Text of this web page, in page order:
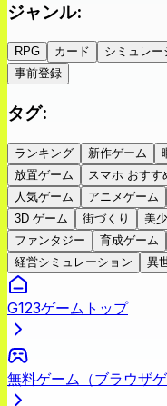
ジャンル:
RPG カード シミュレー
事前登録
タグ:
ランキング 新作ゲーム
放置ゲーム
スマホ おすす
人気ゲーム
アニメゲーム
3D ゲーム
街づくり 美
ファンタジー
育成ゲーム
経営シミュレーション
異
G123ゲームトップ
無料ゲーム（ブラウザ